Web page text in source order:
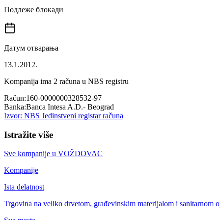
Подлеже блокади
Датум отварања
13.1.2012.
Kompanija ima 2 računa u NBS registru
Račun:160-0000000328532-97
Banka:Banca Intesa A.D.- Beograd
Izvor: NBS Jedinstveni registar računa
Istražite više
Sve kompanije u VOŽDOVAC
Kompanije
Ista delatnost
Trgovina na veliko drvetom, građevinskim materijalom i sanitarnom